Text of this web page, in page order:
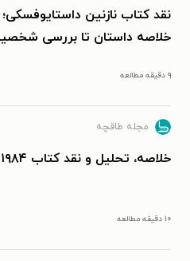
نقد کتاب نازنین داستایوفسکی؛
خلاصه داستان تا بررسی
۹ دقیقه مطالعه
مجله طاقچه
خلاصه، تحلیل و نقد کتاب ۱۹۸۴
۱۰ دقیقه مطالعه